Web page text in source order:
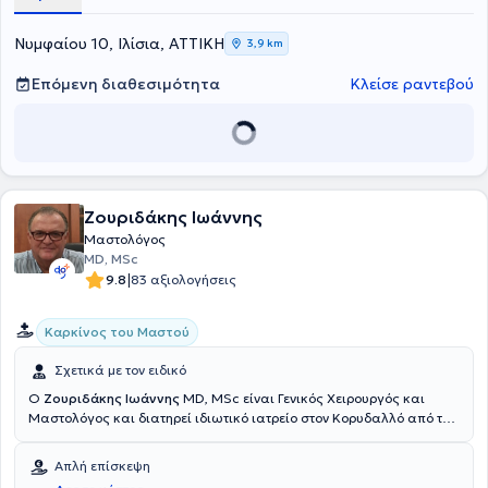
ασθενείς.
Νυμφαίου 10, Ιλίσια, ΑΤΤΙΚΗ 3,9 km
Επόμενη διαθεσιμότητα Κλείσε ραντεβού
Ζουριδάκης Ιωάννης
Μαστολόγος
MD, MSc
9.8|83 αξιολογήσεις
Καρκίνος του Μαστού
Σχετικά με τον ειδικό
Ο Ζουριδάκης Ιωάννης MD, MSc είναι Γενικός Χειρουργός και
Μαστολόγος και διατηρεί ιδιωτικό ιατρείο στον Κορυδαλλό από το
Επιστημονικός Συνεργάτης και Υποψήφιος Διδάκτωρ στην Ιατρική
Σχολή του Εθνικού και Καποδιστριακού Πανεπιστημίου Αθηνών.
Απλή επίσκεψη